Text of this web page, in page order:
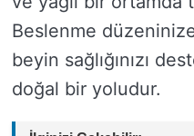
Beslenme
beyin sağlığınızı
doğal bir yoludur.